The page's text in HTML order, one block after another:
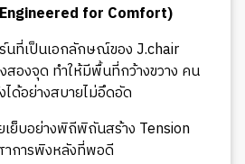
for Comfort)
นที่เป็นเอกลักษณ์ของ J.chair
สองจุด ทำให้มีพื้นที่กว้างขวาง คน
ด้อย่างสบายไม่อึดอัด
ย็บอย่างพิถีพิถันสร้าง Tension
าการพิงหลังที่พอดี